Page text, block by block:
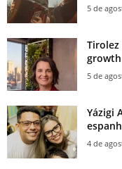
5 de
growth
5 de
Yázigi
4 de